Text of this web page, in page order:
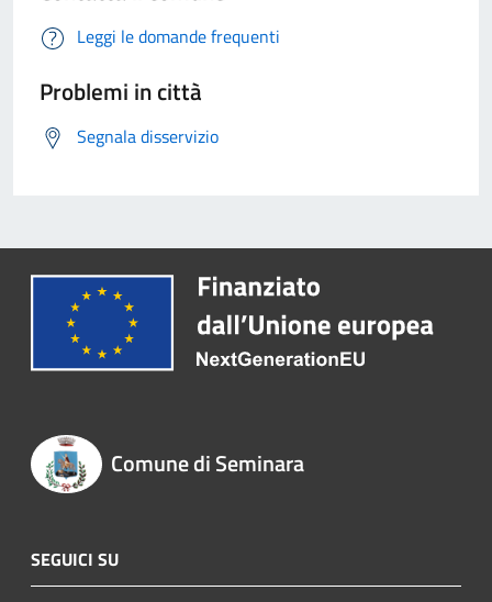
Leggi le domande frequenti
Problemi in città
Segnala disservizio
Comune di Seminara
SEGUICI SU